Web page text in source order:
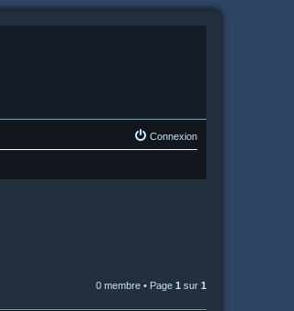
Connexion
0 membre • Page 1 sur 1